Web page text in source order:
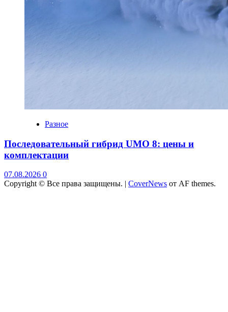
Разное
Последовательный гибрид UMO 8: цены и
комплектации
07.08.2026 0
Copyright © Все права защищены. | CoverNews от AF themes.